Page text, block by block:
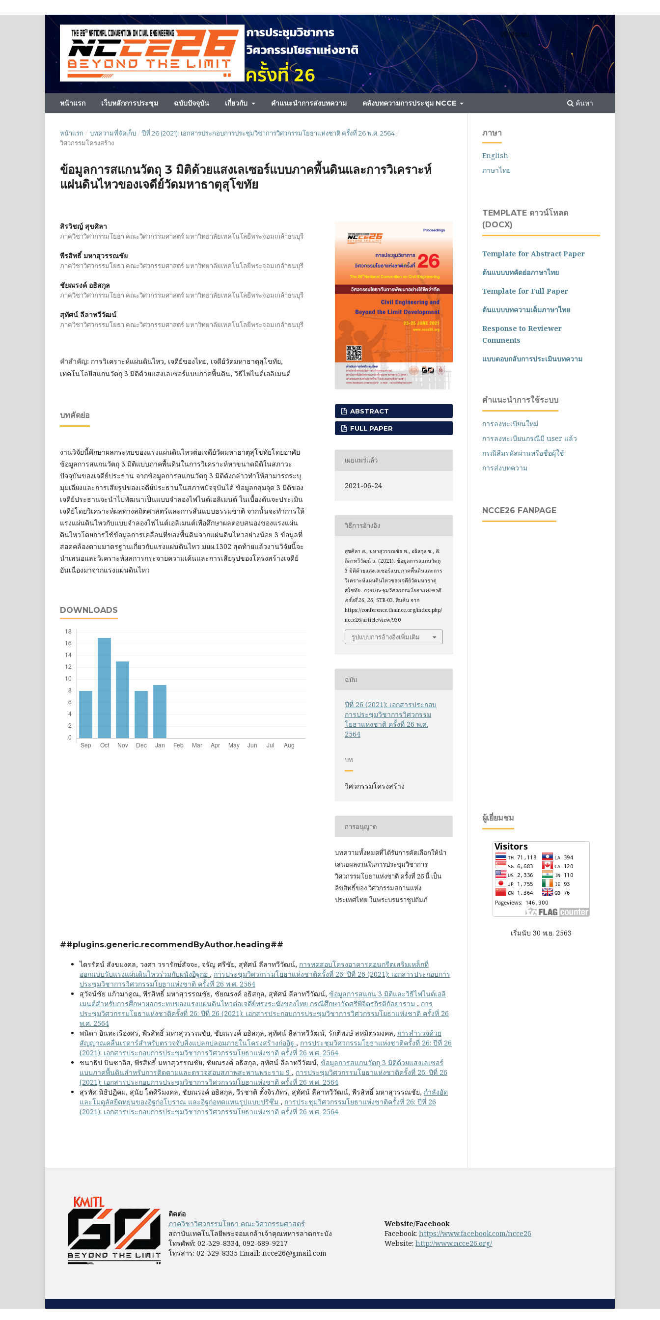
หน้าแรก เว็บหลักการประชุม ฉบับปัจจุบัน เกี่ยวกับ คำแนะนำการส่งบทความ คลังบทความการประชุม NCCE ค้นหา
เข้าสู่ระบบ
หน้าแรก / บทความที่จัดเก็บ / ปีที่ 26 (2021): เอกสารประกอบการประชุมวิชาการวิศวกรรมโยธาแห่งชาติ ครั้งที่ 26 พ.ศ. 2564 /
วิศวกรรมโครงสร้าง
ข้อมูลการสแกนวัตถุ 3 มิติด้วยแสงเลเซอร์แบบภาคพื้นดินและการวิเคราะห์
แผ่นดินไหวของเจดีย์วัดมหาธาตุสุโขทัย
สิรวิชญ์ สุขศิลา
ภาควิชาวิศวกรรมโยธา คณะวิศวกรรมศาสตร์ มหาวิทยาลัยเทคโนโลยีพระจอมเกล้าธนบุรี
พีรสิทธิ์ มหาสุวรรณชัย
ภาควิชาวิศวกรรมโยธา คณะวิศวกรรมศาสตร์ มหาวิทยาลัยเทคโนโลยีพระจอมเกล้าธนบุรี
ชัยณรงค์ อธิสกุล
ภาควิชาวิศวกรรมโยธา คณะวิศวกรรมศาสตร์ มหาวิทยาลัยเทคโนโลยีพระจอมเกล้าธนบุรี
สุทัศน์ ลีลาทวีวัฒน์
ภาควิชาวิศวกรรมโยธา คณะวิศวกรรมศาสตร์ มหาวิทยาลัยเทคโนโลยีพระจอมเกล้าธนบุรี
คำสำคัญ: การวิเคราะห์แผ่นดินไหว, เจดีย์ของไทย, เจดีย์วัดมหาธาตุสุโขทัย,
เทคโนโลยีสแกนวัตถุ 3 มิติด้วยแสงเลเซอร์แบบภาคพื้นดิน, วิธีไฟไนต์เอลิเมนต์
บทคัดย่อ
งานวิจัยนี้ศึกษาผลกระทบของแรงแผ่นดินไหวต่อเจดีย์วัดมหาธาตุสุโขทัยโดยอาศัย
ข้อมูลการสแกนวัตถุ 3 มิติแบบภาคพื้นดินในการวิเคราะห์หาขนาดมิติในสภาวะ
ปัจจุบันของเจดีย์ประธาน จากข้อมูลการสแกนวัตถุ 3 มิติดังกล่าวทำให้สามารถระบุ
มุมเอียงและการเสียรูปของเจดีย์ประธานในสภาพปัจจุบันได้ ข้อมูลกลุ่มจุด 3 มิติของ
เจดีย์ประธานจะนำไปพัฒนาเป็นแบบจำลองไฟไนต์เอลิเมนต์ ในเบื้องต้นจะประเมิน
เจดีย์โดยวิเคราะห์ผลทางสถิตศาสตร์และการสั่นแบบธรรมชาติ จากนั้นจะทำการให้
แรงแผ่นดินไหวกับแบบจำลองไฟไนต์เอลิเมนต์เพื่อศึกษาผลตอบสนองของแรงแผ่น
ดินไหวโดยการใช้ข้อมูลการเคลื่อนที่ของพื้นดินจากแผ่นดินไหวอย่างน้อย 3 ข้อมูลที่
สอดคล้องตามมาตรฐานเกี่ยวกับแรงแผ่นดินไหว มยผ.1302 สุดท้ายแล้วงานวิจัยนี้จะ
นำเสนอและวิเคราะห์ผลการกระจายความเค้นและการเสียรูปของโครงสร้างเจดีย์
อันเนื่องมาจากแรงแผ่นดินไหว
DOWNLOADS
ABSTRACT
FULL PAPER
เผยแพร่แล้ว
2021-06-24
วิธีการอ้างอิง
สุขศิลา ส., มหาสุวรรณชัย พ., อธิสกุล ช., &
ลีลาทวีวัฒน์ ส. (2021). ข้อมูลการสแกนวัตถุ
3 มิติด้วยแสงเลเซอร์แบบภาคพื้นดินและการ
วิเคราะห์แผ่นดินไหวของเจดีย์วัดมหาธาตุ
สุโขทัย. การประชุมวิศวกรรมโยธาแห่งชาติ
ครั้งที่ 26 ,26 , STR-03. สืบค้น จาก
https://conference.thaince.org/index.php/
ncce26/article/view/930
รูปแบบการอ้างอิงเพิ่มเติม
ฉบับ
ปีที่ 26 (2021): เอกสารประกอบ
การประชุมวิชาการวิศวกรรม
โยธาแห่งชาติ ครั้งที่ 26 พ.ศ.
2564
บท
วิศวกรรมโครงสร้าง
การอนุญาต
บทความทั้งหมดที่ได้รับการคัดเลือกให้นำ
เสนอผลงานในการประชุมวิชาการ
วิศวกรรมโยธาแห่งชาติ ครั้งที่ 26 นี้ เป็น
ลิขสิทธิ์ของวิศวกรรมสถานแห่ง
ประเทศไทย ในพระบรมราชูปถัมภ์
##plugins.generic.recommendByAuthor.heading##
ไตรรัตน์ สังขมงคล, วงศา วรารักษ์สัจจะ, จรัญ ศรีชัย, สุทัศน์ ลีลาทวีวัฒน์, การทดสอบโครงอาคารคอนกรีตเสริมเหล็กที่
ออกแบบรับแรงแผ่นดินไหวร่วมกับผนังอิฐก่อ , การประชุมวิศวกรรมโยธาแห่งชาติครั้งที่ 26: ปีที่ 26 (2021): เอกสารประกอบการ
ประชุมวิชาการวิศวกรรมโยธาแห่งชาติ ครั้งที่ 26 พ.ศ. 2564
สุวัจน์ชัย แก้วมาคูณ, พีรสิทธิ์ มหาสุวรรณชัย, ชัยณรงค์ อธิสกุล, สุทัศน์ ลีลาทวีวัฒน์, ข้อมูลการสแกน 3 มิติและวิธีไฟไนต์เอลิ
เมนต์สำหรับการศึกษาผลกระทบของแรงแผ่นดินไหวต่อเจดีย์ทรงระฆังของไทย กรณีศึกษาวัดศรีพิจิตรกิรติกัลยาราม , การ
ประชุมวิศวกรรมโยธาแห่งชาติครั้งที่ 26: ปีที่ 26 (2021): เอกสารประกอบการประชุมวิชาการวิศวกรรมโยธาแห่งชาติ ครั้งที่ 26
พ.ศ. 2564
พนิดา อินทะเรืองศร, พีรสิทธิ์ มหาสุวรรณชัย, ชัยณรงค์ อธิสกุล, สุทัศน์ ลีลาทวีวัฒน์, รักติพงษ์ สหมิตรมงคล, การสำรวจด้วย
สัญญาณคลื่นเรดาร์สำหรับตรวจจับสิ่งแปลกปลอมภายในโครงสร้างก่ออิฐ , การประชุมวิศวกรรมโยธาแห่งชาติครั้งที่ 26: ปีที่ 26
(2021): เอกสารประกอบการประชุมวิชาการวิศวกรรมโยธาแห่งชาติ ครั้งที่ 26 พ.ศ. 2564
ชนาธิป บินซาอิส, พีรสิทธิ์ มหาสุวรรณชัย, ชัยณรงค์ อธิสกุล, สุทัศน์ ลีลาทวีวัฒน์, ข้อมูลการสแกนวัตถุ 3 มิติด้วยแสงเลเซอร์
แบบภาคพื้นดินสำหรับการติดตามและตรวจสอบสภาพสะพานพระราม 9 , การประชุมวิศวกรรมโยธาแห่งชาติครั้งที่ 26: ปีที่ 26
(2021): เอกสารประกอบการประชุมวิชาการวิศวกรรมโยธาแห่งชาติ ครั้งที่ 26 พ.ศ. 2564
สุรพัศ นิธิปฏิคม, สุนัย โตศิริมงคล, ชัยณรงค์ อธิสกุล, วีรชาติ ตั้งจิรภัทร, สุทัศน์ ลีลาทวีวัฒน์, พีรสิทธิ์ มหาสุวรรณชัย, กำลังอัด
และโมดูลัสยืดหยุ่นของอิฐก่อโบราณ และอิฐก่อทดแทนรูปแบบปริซึม , การประชุมวิศวกรรมโยธาแห่งชาติครั้งที่ 26: ปีที่ 26
(2021): เอกสารประกอบการประชุมวิชาการวิศวกรรมโยธาแห่งชาติ ครั้งที่ 26 พ.ศ. 2564
ภาษา
English
ภาษาไทย
TEMPLATE ดาวน์โหลด
(DOCX)
Template for Abstract Paper
ต้นแบบบทคัดย่อภาษาไทย
Template for Full Paper
ต้นแบบบทความเต็มภาษาไทย
Response to Reviewer
Comments
แบบตอบกลับการประเมินบทความ
คำแนะนำการใช้ระบบ
การลงทะเบียนใหม่
การลงทะเบียนกรณีมี user แล้ว
กรณีลืมรหัสผ่านหรือชื่อผุ้ใช้
การส่งบทความ
NCCE26 FANPAGE
ผู้เยี่ยมชม
เริ่มนับ 30 พ.ย. 2563
ติดต่อ
ภาควิชาวิศวกรรมโยธา คณะวิศวกรรมศาสตร์
สถาบันเทคโนโลยีพระจอมเกล้าเจ้าคุณทหารลาดกระบัง
โทรศัพท์: 02-329-8334, 092-689-9217
โทรสาร: 02-329-8335 Email: ncce26@gmail.com
Website/Facebook
Facebook: https://www.facebook.com/ncce26
Website: http://www.ncce26.org/